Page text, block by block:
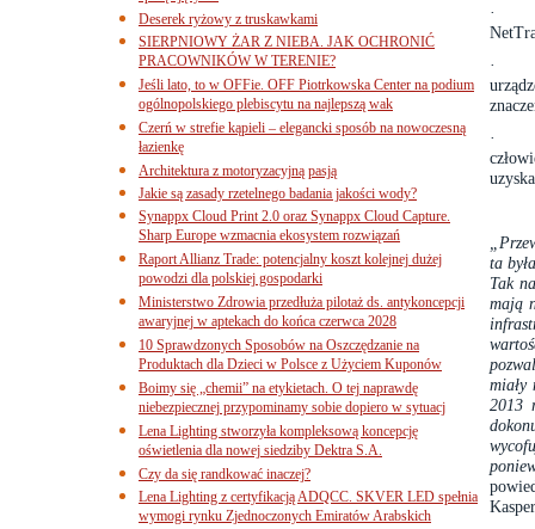
·
·
·
ta
Tak
mają
miały
2013
Deserek ryżowy z truskawkami
SIERPNIOWY ŻAR Z NIEBA. JAK OCHRONIĆ
PRACOWNIKÓW W TERENIE?
Jeśli lato, to w OFFie. OFF Piotrkowska Center na podium
ogólnopolskiego plebiscytu na najlepszą wak
Czerń w strefie kąpieli – elegancki sposób na nowoczesną
łazienkę
Architektura z motoryzacyjną pasją
Jakie są zasady rzetelnego badania jakości wody?
Synappx Cloud Print 2.0 oraz Synappx Cloud Capture.
Sharp Europe wzmacnia ekosystem rozwiązań
Raport Allianz Trade: potencjalny koszt kolejnej dużej
powodzi dla polskiej gospodarki
Ministerstwo Zdrowia przedłuża pilotaż ds. antykoncepcji
awaryjnej w aptekach do końca czerwca 2028
10 Sprawdzonych Sposobów na Oszczędzanie na
Produktach dla Dzieci w Polsce z Użyciem Kuponów
Boimy się „chemii” na etykietach. O tej naprawdę
niebezpiecznej przypominamy sobie dopiero w sytuacj
Lena Lighting stworzyła kompleksową koncepcję
oświetlenia dla nowej siedziby Dektra S.A.
Czy da się randkować inaczej?
Lena Lighting z certyfikacją ADQCC. SKVER LED spełnia
wymogi rynku Zjednoczonych Emiratów Arabskich